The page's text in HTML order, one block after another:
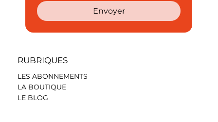
Envoyer
RUBRIQUES
LES ABONNEMENTS
LA BOUTIQUE
LE BLOG